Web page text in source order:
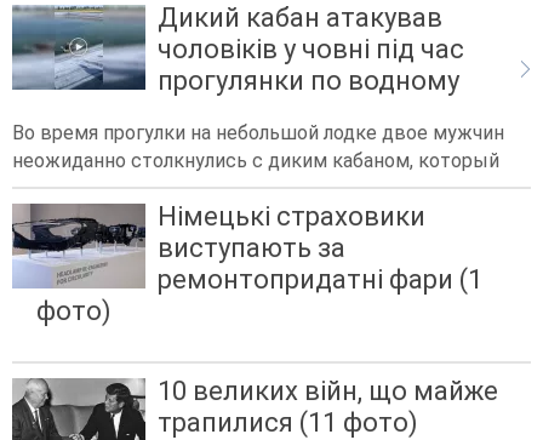
Дикий кабан атакував
чоловіків у човні під час
прогулянки по водному
Во время прогулки на небольшой лодке двое мужчин
неожиданно столкнулись с диким кабаном, который
Німецькі страховики
виступають за
ремонтопридатні фари (1
фото)
10 великих війн, що майже
трапилися (11 фото)